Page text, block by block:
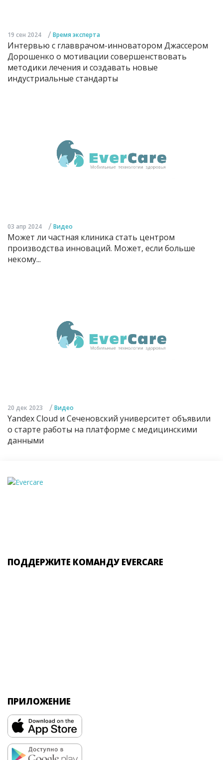
19 сен 2024 / Время эксперта
Интервью с главврачом-инноватором Джассером
Дорошенко о мотивации совершенствовать
методики лечения и создавать новые
индустриальные стандарты
03 апр 2024 / Видео
Может ли частная клиника стать центром
производства инноваций. Может, если больше
некому...
20 дек 2023 / Видео
Yandex Cloud и Сеченовский университет объявили
о старте работы на платформе с медицинскими
данными
ПОДДЕРЖИТЕ КОМАНДУ EVERCARE
ПРИЛОЖЕНИЕ